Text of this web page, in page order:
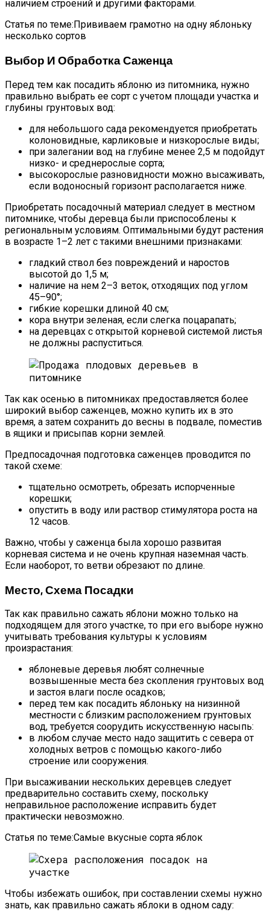
наличием строений и другими факторами.
Статья по теме:Прививаем грамотно на одну яблоньку
несколько сортов
Выбор И Обработка Саженца
Перед тем как посадить яблоню из питомника, нужно
правильно выбрать ее сорт с учетом площади участка и
глубины грунтовых вод:
для небольшого сада рекомендуется приобретать
колоновидные, карликовые и низкорослые виды;
при залегании вод на глубине менее 2,5 м подойдут
низко- и среднерослые сорта;
высокорослые разновидности можно высаживать,
если водоносный горизонт располагается ниже.
Приобретать посадочный материал следует в местном
питомнике, чтобы деревца были приспособлены к
региональным условиям. Оптимальными будут растения
в возрасте 1–2 лет с такими внешними признаками:
гладкий ствол без повреждений и наростов
высотой до 1,5 м;
наличие на нем 2–3 веток, отходящих под углом
45–90°;
гибкие корешки длиной 40 см;
кора внутри зеленая, если слегка поцарапать;
на деревцах с открытой корневой системой листья
не должны распуститься.
Так как осенью в питомниках предоставляется более
широкий выбор саженцев, можно купить их в это
время, а затем сохранить до весны в подвале, поместив
в ящики и присыпав корни землей.
Предпосадочная подготовка саженцев проводится по
такой схеме:
тщательно осмотреть, обрезать испорченные
корешки;
опустить в воду или раствор стимулятора роста на
12 часов.
Важно, чтобы у саженца была хорошо развитая
корневая система и не очень крупная наземная часть.
Если наоборот, то ветви обрезают по длине.
Место, Схема Посадки
Так как правильно сажать яблони можно только на
подходящем для этого участке, то при его выборе нужно
учитывать требования культуры к условиям
произрастания:
яблоневые деревья любят солнечные
возвышенные места без скопления грунтовых вод
и застоя влаги после осадков;
перед тем как посадить яблоньку на низинной
местности с близким расположением грунтовых
вод, требуется соорудить искусственную насыпь:
в любом случае место надо защитить с севера от
холодных ветров с помощью какого-либо
строение или сооружения.
При высаживании нескольких деревцев следует
предварительно составить схему, поскольку
неправильное расположение исправить будет
практически невозможно.
Статья по теме:Самые вкусные сорта яблок
Чтобы избежать ошибок, при составлении схемы нужно
знать, как правильно сажать яблоки в одном саду: